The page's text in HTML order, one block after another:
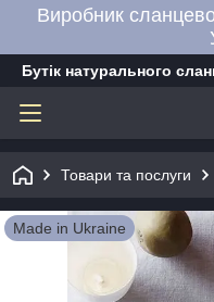
Виробник
Бутік натурального
Товари та послуги
Made in Ukraine